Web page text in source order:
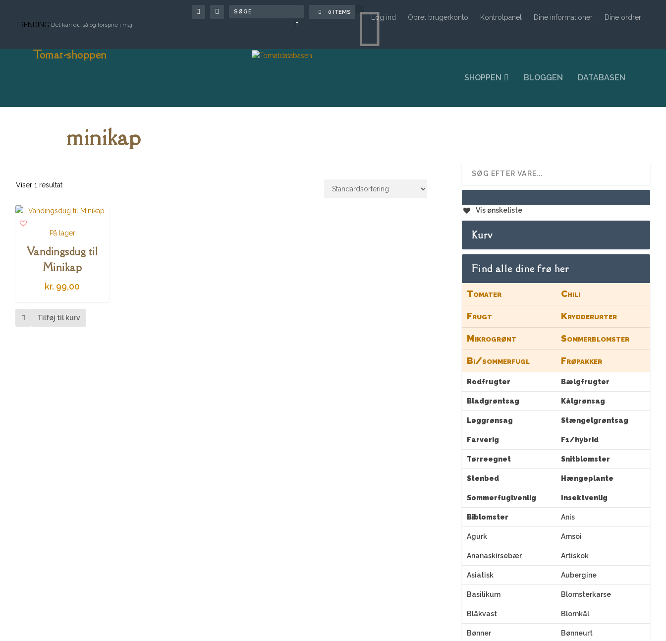
TRENDING:Det kan du så og forspire i maj
0 ITEMS Log ind Opret brugerkonto Kontrolpanel Dine informationer Dine ordrer
Tomat-shoppen
SHOPPEN BLOGGEN DATABASEN
minikap
Viser 1 resultat
På lager
Vandingsdug til
Minikap
kr. 99,00
Tilføj til kurv
Vis ønskeliste
Kurv
Find alle dine frø her
Tomater Chili
Frugt Krydderurter
Mikrogrønt Sommerblomster
Bi/sommerfugl Frøpakker
Rodfrugter Bælgfrugter
Bladgrøntsag Kålgrønsag
Løggrønsag Stængelgrøntsag
Farverig F1/hybrid
Tørreegnet Snitblomster
Stenbed Hængeplante
Sommerfuglvenlig Insektvenlig
Biblomster Anis
Agurk Amsoi
Ananaskirsebær Artiskok
Asiatisk Aubergine
Basilikum Blomsterkarse
Blåkvast Blomkål
Bønner Bønneurt